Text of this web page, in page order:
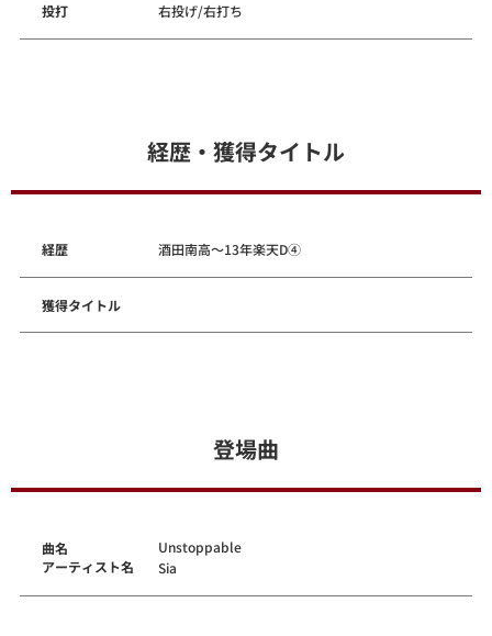
投打 右投げ/右打ち
経歴・獲得タイトル
経歴 酒田南高～13年楽天D④
獲得タイトル
登場曲
曲名
アーティスト名
Unstoppable
Sia